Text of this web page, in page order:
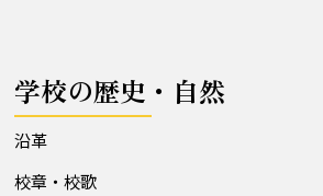
学校の歴史・自然
沿革
校章・校歌